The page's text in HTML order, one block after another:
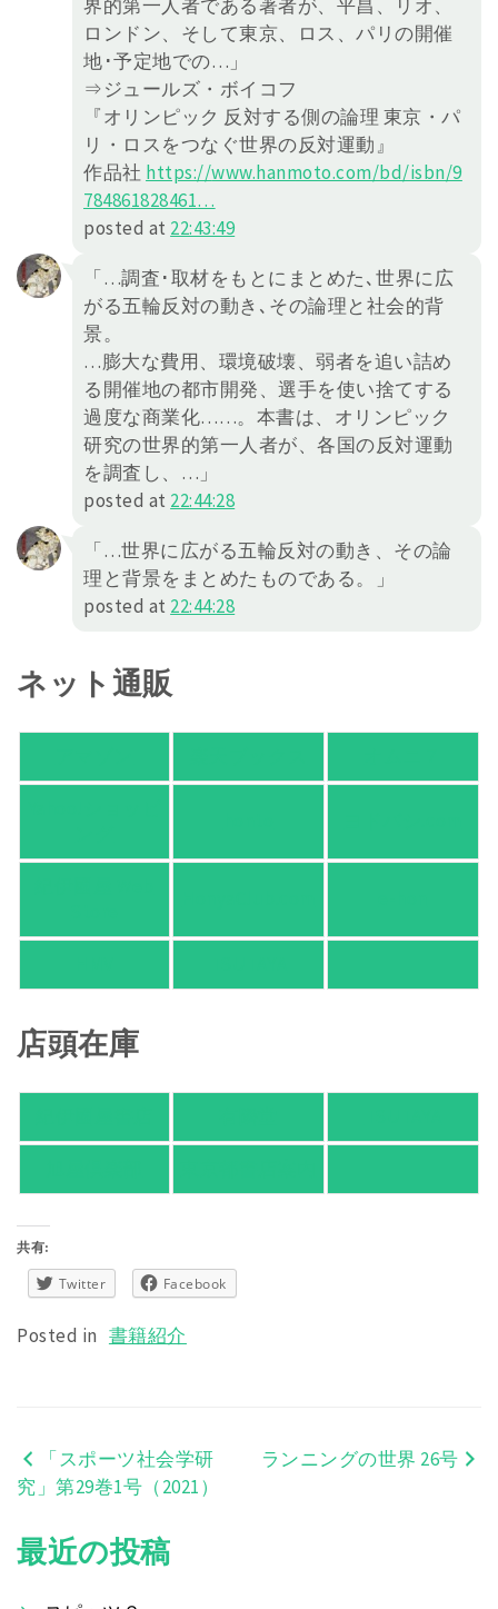
界的第一人者である著者が、平昌、リオ、
ロンドン、そして東京、ロス、パリの開催
地･予定地での…」
⇒ジュールズ・ボイコフ
『オリンピック 反対する側の論理 東京・パ
リ・ロスをつなぐ世界の反対運動』
作品社 https://www.hanmoto.com/bd/isbn/9
784861828461…
posted at 22:43:49
「…調査･取材をもとにまとめた､世界に広
がる五輪反対の動き､その論理と社会的背
景。
…膨大な費用、環境破壊、弱者を追い詰め
る開催地の都市開発、選手を使い捨てする
過度な商業化……。本書は、オリンピック
研究の世界的第一人者が、各国の反対運動
を調査し、…」
posted at 22:44:28
「…世界に広がる五輪反対の動き、その論
理と背景をまとめたものである。」
posted at 22:44:28
ネット通販
店頭在庫
共有:
Twitter Facebook
Posted in 書籍紹介
投
ナ
ビ
「スポーツ社会学研
究」第29巻1号（2021）
ランニングの世界 26号
最近の投稿